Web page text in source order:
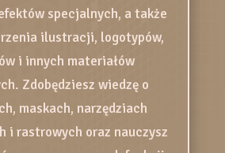
specjalnych, a także
ilustracji, logotypów,
i innych materiałów
Zdobędziesz wiedzę o
maskach, narzędziach
i rastrowych oraz nauczysz